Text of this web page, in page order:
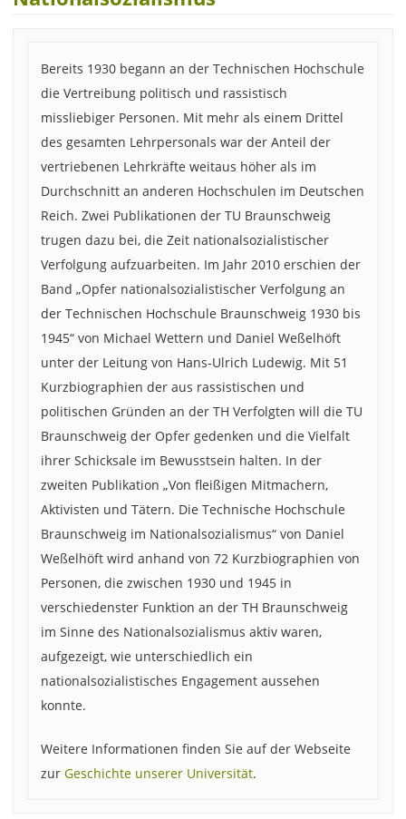
Bereits 1930 begann an der Technischen Hochschule
die Vertreibung politisch und rassistisch
missliebiger Personen. Mit mehr als einem Drittel
des gesamten Lehrpersonals war der Anteil der
vertriebenen Lehrkräfte weitaus höher als im
Durchschnitt an anderen Hochschulen im Deutschen
Reich. Zwei Publikationen der TU Braunschweig
trugen dazu bei, die Zeit nationalsozialistischer
Verfolgung aufzuarbeiten. Im Jahr 2010 erschien der
Band „Opfer nationalsozialistischer Verfolgung an
der Technischen Hochschule Braunschweig 1930 bis
1945“ von Michael Wettern und Daniel Weßelhöft
unter der Leitung von Hans-Ulrich Ludewig. Mit 51
Kurzbiographien der aus rassistischen und
politischen Gründen an der TH Verfolgten will die TU
Braunschweig der Opfer gedenken und die Vielfalt
ihrer Schicksale im Bewusstsein halten. In der
zweiten Publikation „Von fleißigen Mitmachern,
Aktivisten und Tätern. Die Technische Hochschule
Braunschweig im Nationalsozialismus“ von Daniel
Weßelhöft wird anhand von 72 Kurzbiographien von
Personen, die zwischen 1930 und 1945 in
verschiedenster Funktion an der TH Braunschweig
im Sinne des Nationalsozialismus aktiv waren,
aufgezeigt, wie unterschiedlich ein
nationalsozialistisches Engagement aussehen
konnte.
Weitere Informationen finden Sie auf der Webseite
zurGeschichte unserer Universität.